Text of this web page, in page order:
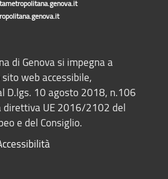
di Genova si impegna a
web accessibile,
D.lgs. 10 agosto 2018, n.106
direttiva UE 2016/2102 del
e del Consiglio.